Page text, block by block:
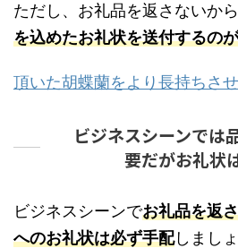
ただし、お礼品を返さないから
を込めたお礼状を送付するの
頂いた胡蝶蘭をより長持ちさ
ビジネスシーンでは
要だがお礼状
ビジネスシーンでお礼品を返
へのお礼状は必ず手配しましょ